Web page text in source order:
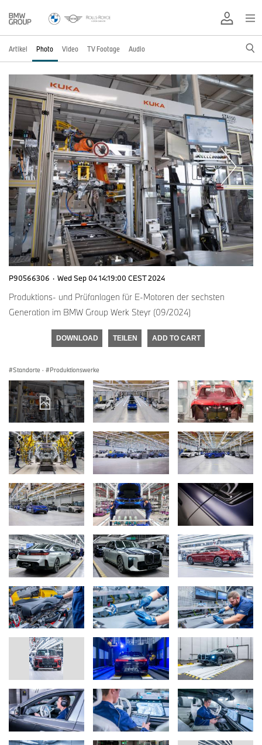
Artikel Photo Video TV Footage Audio
P90566306 · Wed Sep 04 14:19:00 CEST 2024
Produktions- und Prüfanlagen für E-Motoren der sechsten
Generation im BMW Group Werk Steyr (09/2024)
DOWNLOAD TEILEN ADD TO CART
Standorte · Produktionswerke